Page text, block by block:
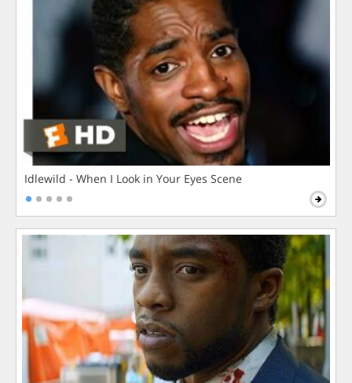
Idlewild - When I Look in Your Eyes Scene